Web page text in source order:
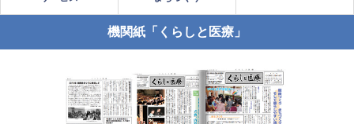
機関紙「くらしと医療」